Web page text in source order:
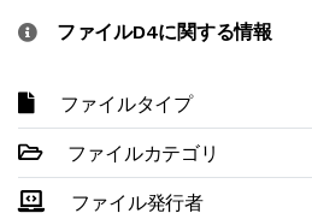
ファイルD4に関する情報
ファイルタイプ
ファイルカテゴリ
ファイル発行者